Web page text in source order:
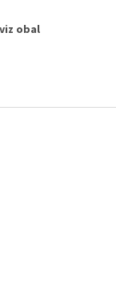
obal